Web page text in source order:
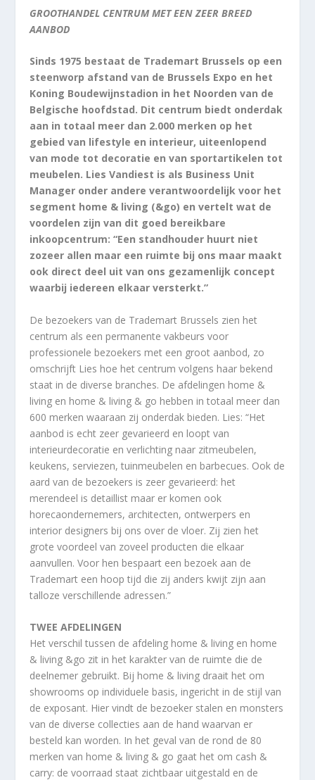
GROOTHANDEL CENTRUM MET EEN ZEER BREED
AANBOD
Sinds 1975 bestaat de Trademart Brussels op een
steenworp afstand van de Brussels Expo en het
Koning Boudewijnstadion in het Noorden van de
Belgische hoofdstad. Dit centrum biedt onderdak
aan in totaal meer dan 2.000 merken op het
gebied van lifestyle en interieur, uiteenlopend
van mode tot decoratie en van sportartikelen tot
meubelen. Lies Vandiest is als Business Unit
Manager onder andere verantwoordelijk voor het
segment home & living (&go) en vertelt wat de
voordelen zijn van dit goed bereikbare
inkoopcentrum: “Een standhouder huurt niet
zozeer allen maar een ruimte bij ons maar maakt
ook direct deel uit van ons gezamenlijk concept
waarbij iedereen elkaar versterkt.”
De bezoekers van de Trademart Brussels zien het
centrum als een permanente vakbeurs voor
professionele bezoekers met een groot aanbod, zo
omschrijft Lies hoe het centrum volgens haar bekend
staat in de diverse branches. De afdelingen home &
living en home & living & go hebben in totaal meer dan
600 merken waaraan zij onderdak bieden. Lies: “Het
aanbod is echt zeer gevarieerd en loopt van
interieurdecoratie en verlichting naar zitmeubelen,
keukens, serviezen, tuinmeubelen en barbecues. Ook de
aard van de bezoekers is zeer gevarieerd: het
merendeel is detaillist maar er komen ook
horecaondernemers, architecten, ontwerpers en
interior designers bij ons over de vloer. Zij zien het
grote voordeel van zoveel producten die elkaar
aanvullen. Voor hen bespaart een bezoek aan de
Trademart een hoop tijd die zij anders kwijt zijn aan
talloze verschillende adressen.”
TWEE AFDELINGEN
Het verschil tussen de afdeling home & living en home
& living &go zit in het karakter van de ruimte die de
deelnemer gebruikt. Bij home & living draait het om
showrooms op individuele basis, ingericht in de stijl van
de exposant. Hier vindt de bezoeker stalen en monsters
van de diverse collecties aan de hand waarvan er
besteld kan worden. In het geval van de rond de 80
merken van home & living & go gaat het om cash &
carry: de voorraad staat zichtbaar uitgestald en de